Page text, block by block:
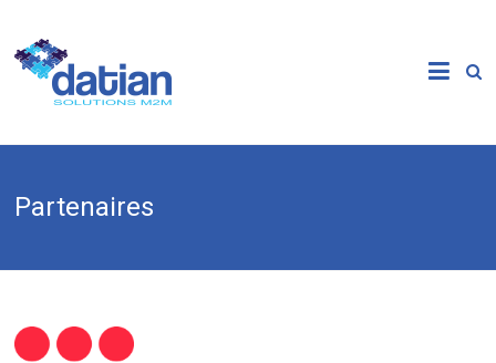
Partenaires